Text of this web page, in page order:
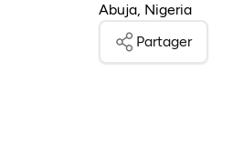
Abuja, Nigeria
Partager